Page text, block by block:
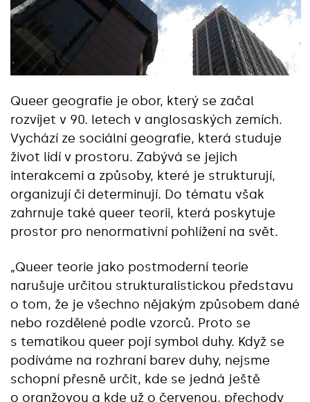
Queer geografie je obor, který se začal
rozvíjet v 90. letech v anglosaských zemích.
Vychází ze sociální geografie, která studuje
život lidí v prostoru. Zabývá se jejich
interakcemi a způsoby, které je strukturují,
organizují či determinují. Do tématu však
zahrnuje také queer teorii, která poskytuje
prostor pro nenormativní pohlížení na svět.
„Queer teorie jako postmoderní teorie
narušuje určitou strukturalistickou představu
o tom, že je všechno nějakým způsobem dané
nebo rozdělené podle vzorců. Proto se
s tematikou queer pojí symbol duhy. Když se
podíváme na rozhraní barev duhy, nejsme
schopní přesně určit, kde se jedná ještě
o oranžovou a kde už o červenou, přechody